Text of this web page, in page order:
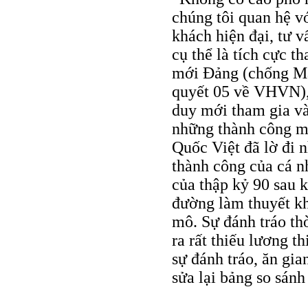
chúng tôi quan hệ
khách hiện đại, tư
cụ thể là tích cực
mới Ðảng (chống
quyết 05 về
duy mới tham gia
những thành công
Quốc Việt đã lờ đi
thành công của cá
của thập kỷ 90 sau
đường làm thuyết
mô. Sự đánh tráo
ra rất thiếu lương
sự đánh tráo, ăn
sửa lại bảng so